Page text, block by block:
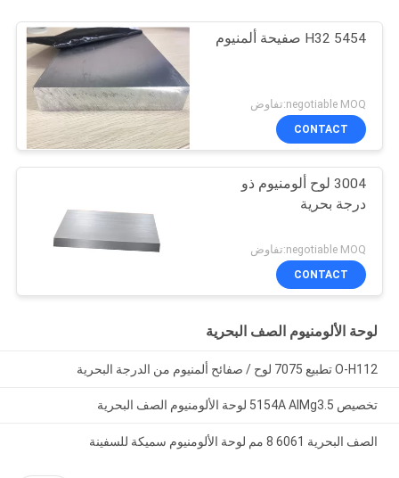
5454 H32 صفيحة ألمنيوم
negotiable MOQ:تفاوض
CONTACT
3004 لوح ألومنيوم ذو
درجة بحرية
negotiable MOQ:تفاوض
CONTACT
لوحة الألومنيوم الصف البحرية
O-H112 تطبيع 7075 لوح / صفائح ألمنيوم من الدرجة البحرية
تخصيص 5154A AlMg3.5 لوحة الألومنيوم الصف البحرية
الصف البحرية 6061 8 مم لوحة الألومنيوم سميكة للسفينة